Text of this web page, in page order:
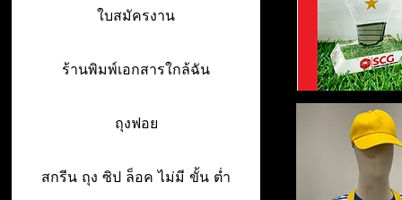
ใบสมัครงาน
ร้านพิมพ์เอกสารใกล้ฉัน
ถุงฟอย
สกรีน ถุง ซิป ล็อค ไม่มี ขั้น ต่ำ